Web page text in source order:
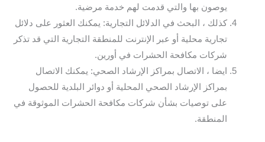
يوصون بها والتي قدمت لهم خدمة مرضية.
كذلك ، البحث في الدلائل التجارية: يمكنك العثور على دلائل
تجارية محلية أو عبر الإنترنت للمنطقة التجارية التي قد تذكر
شركات مكافحة الحشرات في أورين.
ايضا ، الاتصال بمراكز الإرشاد الصحي: يمكنك الاتصال
بمراكز الإرشاد الصحي المحلية أو دوائر البلدية للحصول
على توصيات بشأن شركات مكافحة الحشرات الموثوقة في
المنطقة.